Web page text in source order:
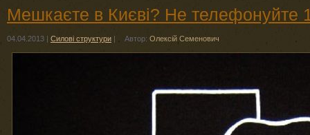
Мешкаєте в Києві? Не телефонуйте
04.04.2013 | Силові структури | Автор: Олексій Семенович